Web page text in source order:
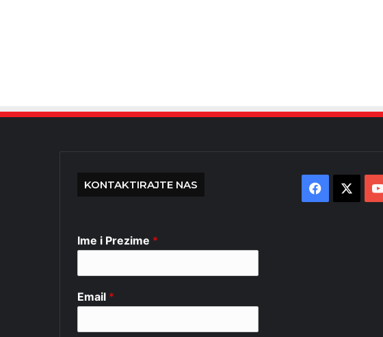
KONTAKTIRAJTE NAS
Ime i Prezime *
Email *
Facebook